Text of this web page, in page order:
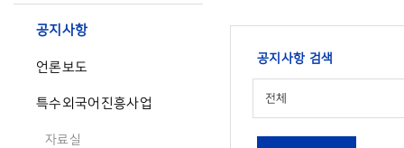
공지사항
언론보도
특수외국어진흥사업
자료실
공지사항 검색
전체